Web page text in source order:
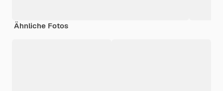
Ähnliche Fotos